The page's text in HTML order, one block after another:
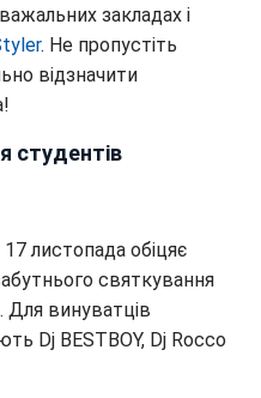
закладах і
. Не пропустіть
відзначити
студентів
17 листопада обіцяє
святкування
Для винуватців
Dj BESTBOY, Dj Rocco